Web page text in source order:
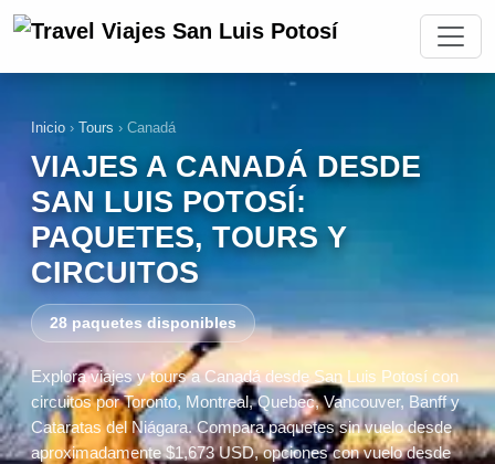
Inicio › Tours › Canadá
VIAJES A CANADÁ DESDE
SAN LUIS POTOSÍ:
PAQUETES, TOURS Y
CIRCUITOS
28 paquetes disponibles
Explora viajes y tours a Canadá desde San Luis Potosí con
circuitos por Toronto, Montreal, Quebec, Vancouver, Banff y
Cataratas del Niágara. Compara paquetes sin vuelo desde
aproximadamente $1,673 USD, opciones con vuelo desde